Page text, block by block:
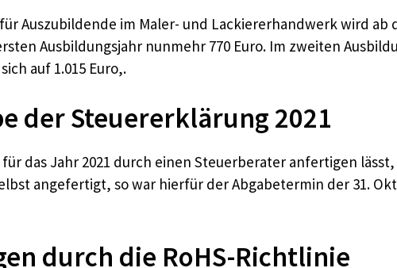
Auszubildende im Maler- und Lackiererhandwerk wird ab
Ausbildungsjahr nunmehr 770 Euro. Im zweiten
auf 1.015 Euro,.
der Steuererklärung 2021
das Jahr 2021 durch einen Steuerberater anfertigen
angefertigt, so war hierfür der Abgabetermin der 31.
durch die RoHS-Richtlinie